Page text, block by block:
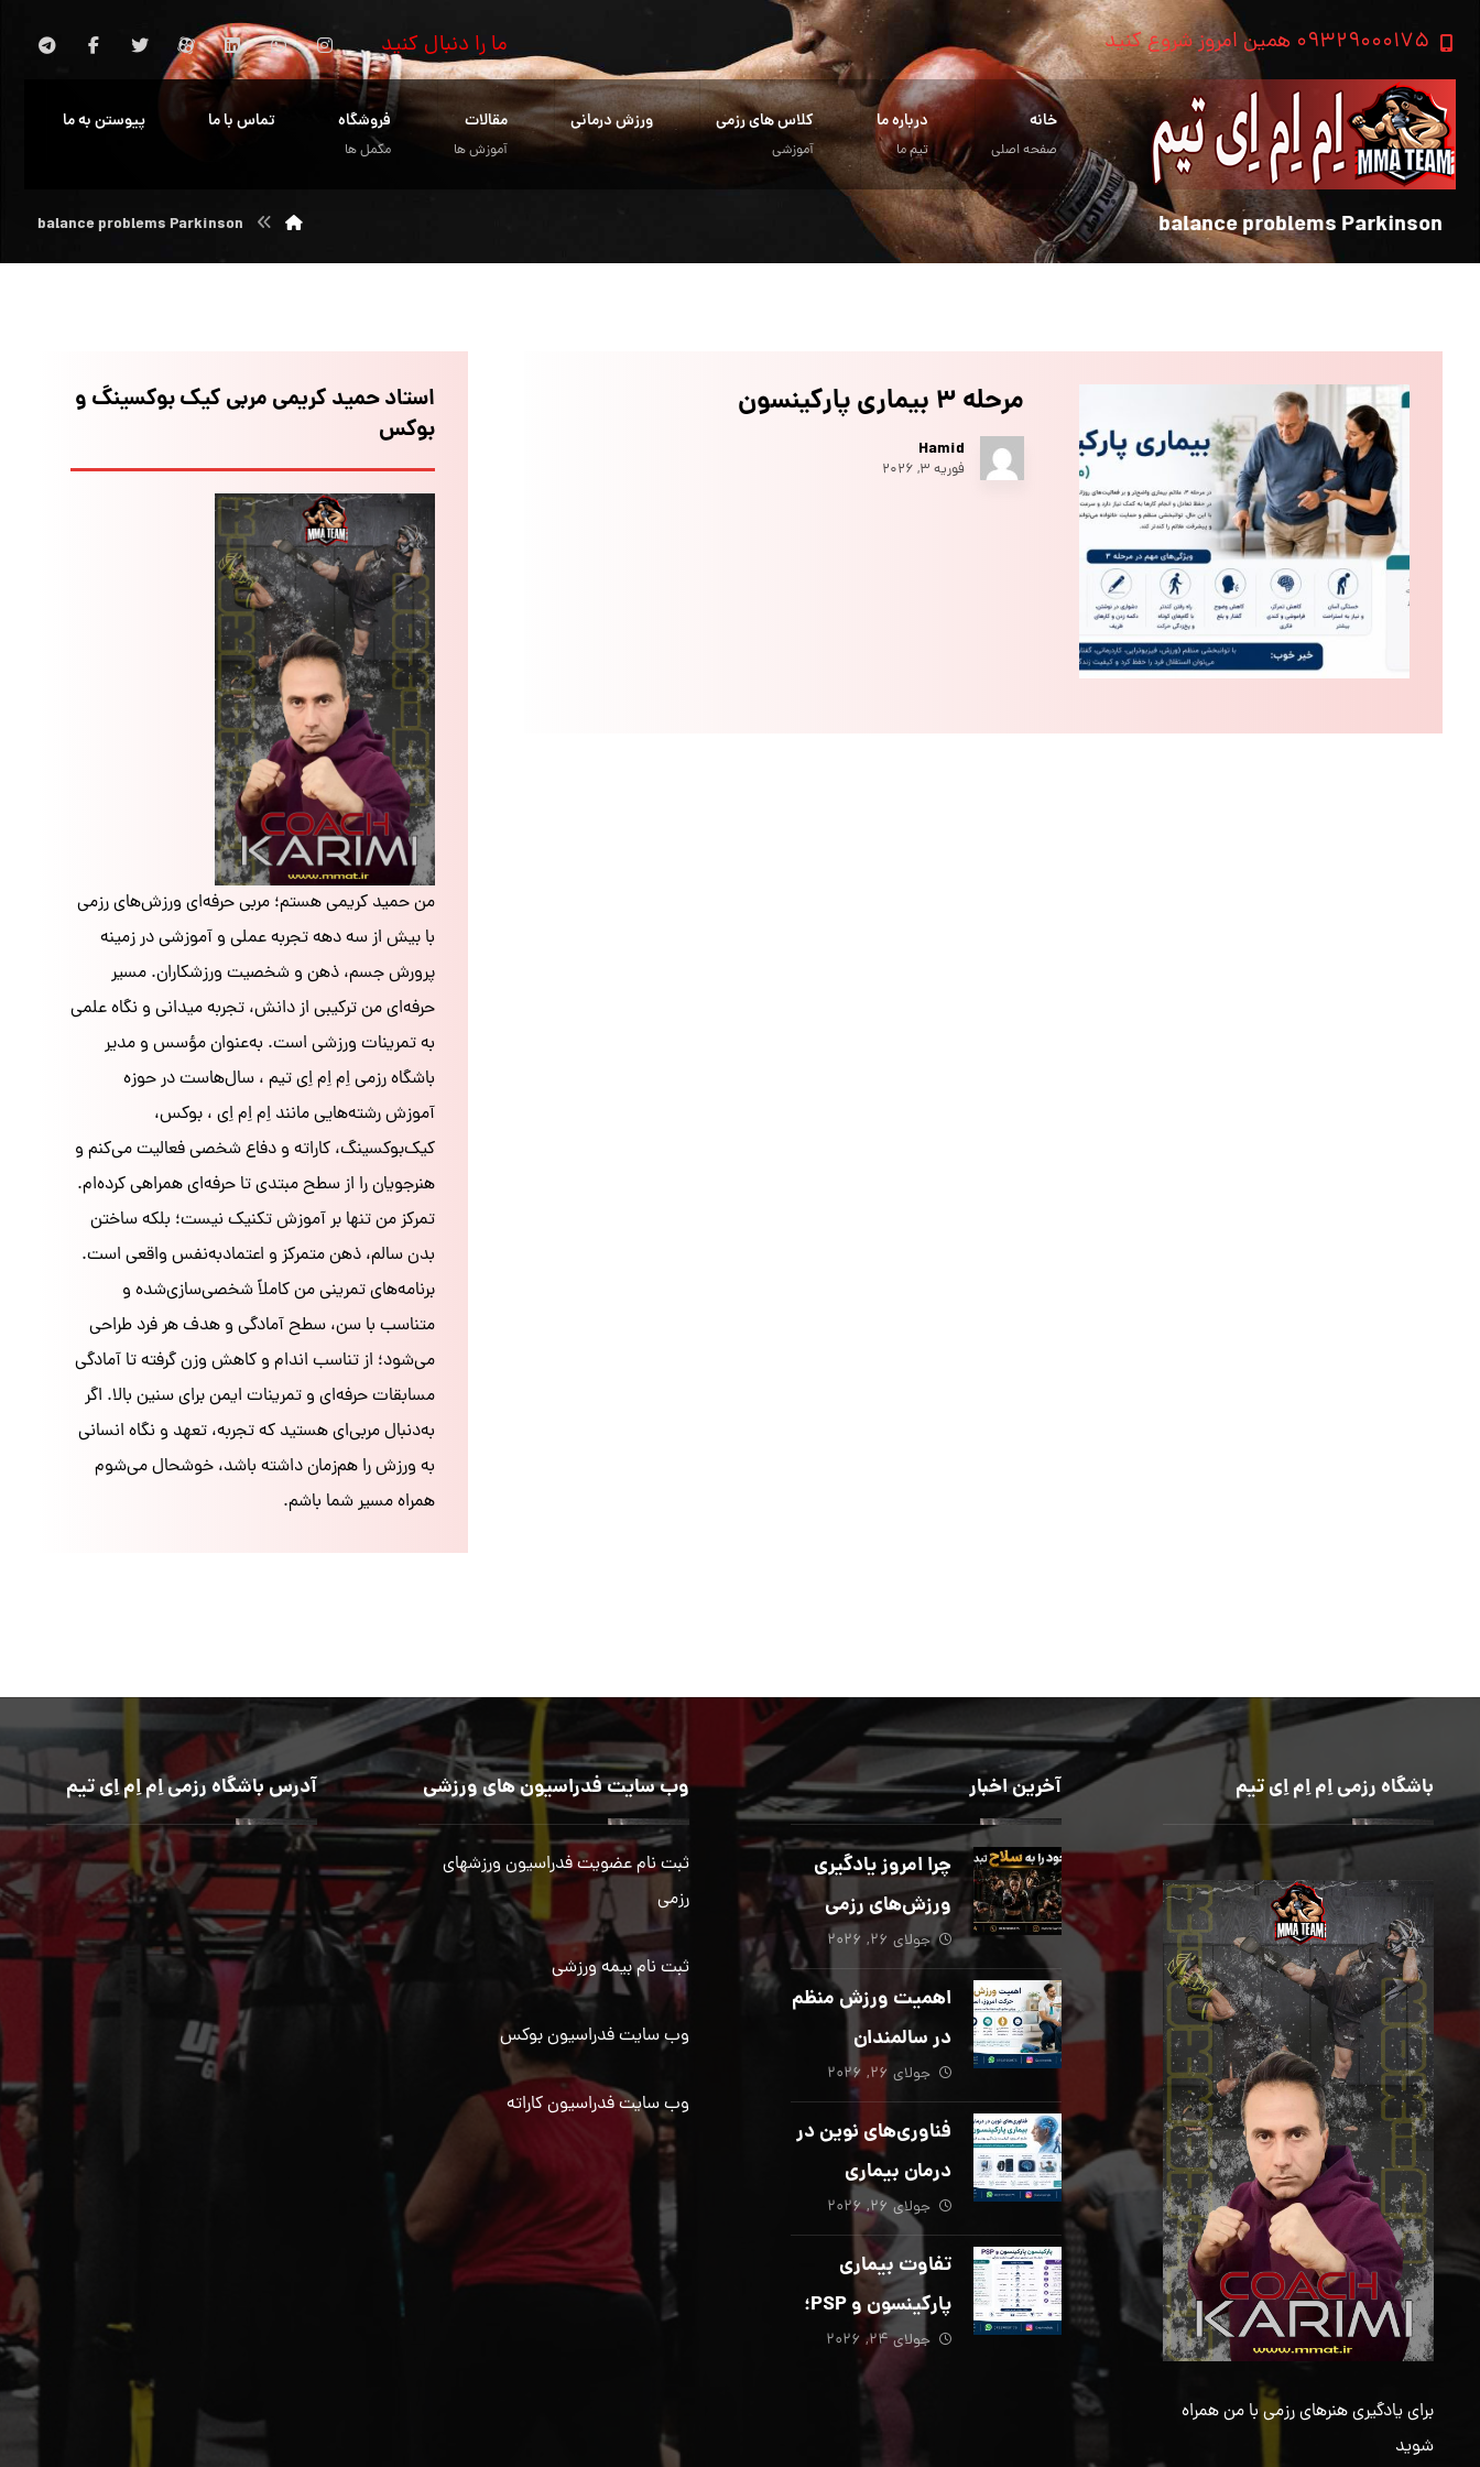
۰۹۳۲۹۰۰۰۱۷۵ همین امروز شروع کنید ما را دنبال کنید
خانه
صفحه اصلی
درباره ما
تیم ما
کلاس های رزمی
آموزشی
ورزش درمانی مقالات
آموزش ها
فروشگاه
مکمل ها
تماس با ما پیوستن به ما
balance problems Parkinson
balance problems Parkinson
مرحله ۳ بیماری پارکینسون
Hamid
فوریه ۳, ۲۰۲۶
استاد حمید کریمی مربی کیک بوکسینگ و
بوکس
من حمید کریمی هستم؛ مربی حرفه‌ای ورزش‌های رزمی
با بیش از سه دهه تجربه عملی و آموزشی در زمینه
پرورش جسم، ذهن و شخصیت ورزشکاران. مسیر
حرفه‌ای من ترکیبی از دانش، تجربه میدانی و نگاه علمی
به تمرینات ورزشی است. به‌عنوان مؤسس و مدیر
باشگاه رزمی اِم اِم اِی تیم ، سال‌هاست در حوزه
آموزش رشته‌هایی مانند اِم اِم اِی ، بوکس،
کیک‌بوکسینگ، کاراته و دفاع شخصی فعالیت می‌کنم و
هنرجویان را از سطح مبتدی تا حرفه‌ای همراهی کرده‌ام.
تمرکز من تنها بر آموزش تکنیک نیست؛ بلکه ساختن
بدن سالم، ذهن متمرکز و اعتمادبه‌نفس واقعی است.
برنامه‌های تمرینی من کاملاً شخصی‌سازی‌شده و
متناسب با سن، سطح آمادگی و هدف هر فرد طراحی
می‌شود؛ از تناسب اندام و کاهش وزن گرفته تا آمادگی
مسابقات حرفه‌ای و تمرینات ایمن برای سنین بالا. اگر
به‌دنبال مربی‌ای هستید که تجربه، تعهد و نگاه انسانی
به ورزش را هم‌زمان داشته باشد، خوشحال می‌شوم
همراه مسیر شما باشم.
باشگاه رزمی اِم اِم اِی تیم
برای یادگیری هنرهای رزمی با من همراه
شوید
آخرین اخبار
چرا امروز یادگیری
ورزش‌های رزمی
بیش از هر زمان
دیگری ضروری
است؟
جولای ۲۶, ۲۰۲۶
اهمیت ورزش منظم
در سالمندان
جولای ۲۶, ۲۰۲۶
فناوری‌های نوین در
درمان بیماری
پارکینسون؛ از هوش
مصنوعی تا تحریک
عمقی مغز
جولای ۲۶, ۲۰۲۶
تفاوت بیماری
پارکینسون و PSP؛
از تشخیص تا
توانبخشی تخصصی
در منزل_بخش پنجم
جولای ۲۴, ۲۰۲۶
وب سایت فدراسیون های ورزشی
ثبت نام عضویت فدراسیون ورزشهای
رزمی
ثبت نام بیمه ورزشی
وب سایت فدراسیون بوکس
وب سایت فدراسیون کاراته
آدرس باشگاه رزمی اِم اِم اِی تیم